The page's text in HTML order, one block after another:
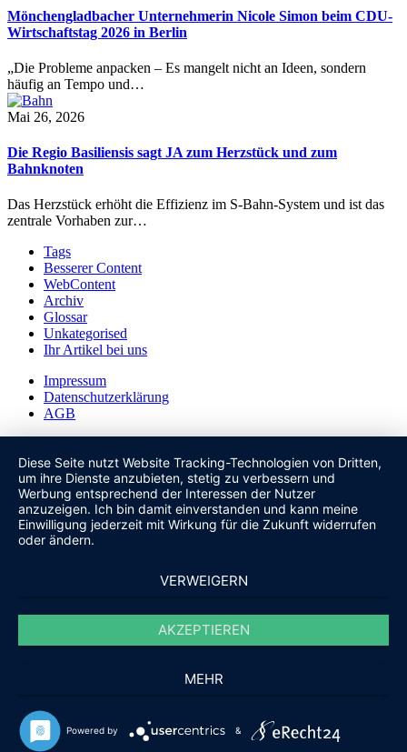
Mönchengladbacher Unternehmerin Nicole Simon beim CDU-
Wirtschaftstag 2026 in Berlin
„Die Probleme anpacken – Es mangelt nicht an Ideen, sondern
häufig an Tempo und…
Mai 26, 2026
Die Regio Basiliensis sagt JA zum Herzstück und zum
Bahnknoten
Das Herzstück erhöht die Effizienz im S-Bahn-System und ist das
zentrale Vorhaben zur…
Tags
Besserer Content
WebContent
Archiv
Glossar
Unkategorised
Ihr Artikel bei uns
Impressum
Datenschutzerklärung
AGB
Diese Seite nutzt Website Tracking-Technologien von Dritten,
um ihre Dienste anzubieten, stetig zu verbessern und
Werbung entsprechend der Interessen der Nutzer
anzuzeigen. Ich bin damit einverstanden und kann meine
Einwilligung jederzeit mit Wirkung für die Zukunft widerrufen
oder ändern.
VERWEIGERN
AKZEPTIEREN
MEHR
Powered by &